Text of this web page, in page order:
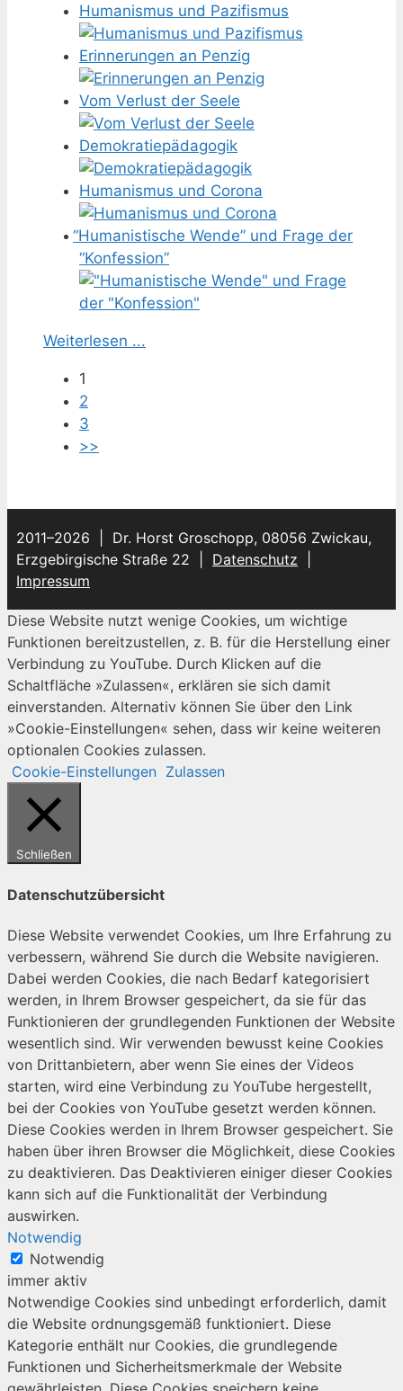
Humanismus und Pazifismus
Erinnerungen an Penzig
Vom Verlust der Seele
Demokratiepädagogik
Humanismus und Corona
“Humanistische Wende” und Frage der
“Konfession”
Weiterlesen ...
1
2
3
>>
2011–2026 | Dr. Horst Groschopp, 08056 Zwickau,
Erzgebirgische Straße 22 | Datenschutz
Impressum
Diese Website nutzt wenige Cookies, um wichtige
Funktionen bereitzustellen, z. B. für die Herstellung einer
Verbindung zu YouTube. Durch Klicken auf die
Schaltfläche »Zulassen«, erklären sie sich damit
einverstanden. Alternativ können Sie über den Link
»Cookie-Einstellungen« sehen, dass wir keine weiteren
optionalen Cookies zulassen.
Cookie-Einstellungen Zulassen
Schließen
Datenschutzübersicht
Diese Website verwendet Cookies, um Ihre Erfahrung zu
verbessern, während Sie durch die Website navigieren.
Dabei werden Cookies, die nach Bedarf kategorisiert
werden, in Ihrem Browser gespeichert, da sie für das
Funktionieren der grundlegenden Funktionen der Website
wesentlich sind. Wir verwenden bewusst keine Cookies
von Drittanbietern, aber wenn Sie eines der Videos
starten, wird eine Verbindung zu YouTube hergestellt,
bei der Cookies von YouTube gesetzt werden können.
Diese Cookies werden in Ihrem Browser gespeichert. Sie
haben über ihren Browser die Möglichkeit, diese Cookies
zu deaktivieren. Das Deaktivieren einiger dieser Cookies
kann sich auf die Funktionalität der Verbindung
auswirken.
Notwendig
Notwendig
immer aktiv
Notwendige Cookies sind unbedingt erforderlich, damit
die Website ordnungsgemäß funktioniert. Diese
Kategorie enthält nur Cookies, die grundlegende
Funktionen und Sicherheitsmerkmale der Website